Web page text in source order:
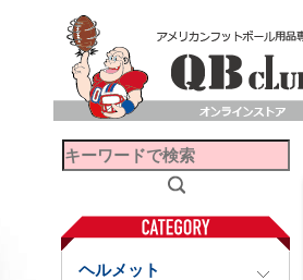
ヘルメット